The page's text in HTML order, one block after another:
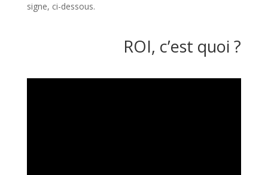
signe, ci-dessous.
ROI, c’est quoi ?